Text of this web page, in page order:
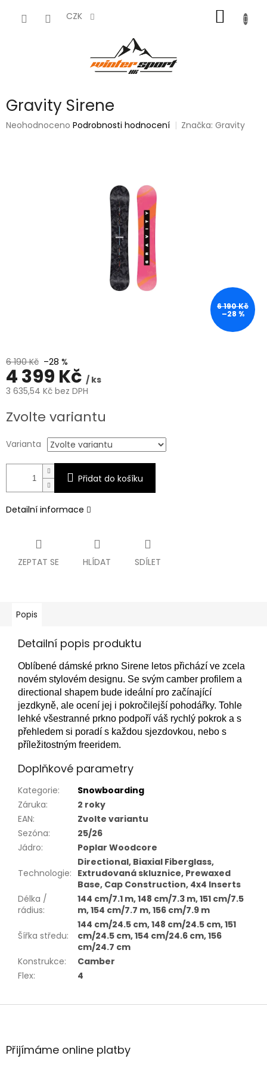
CZK
KOŠÍK
Gravity Sirene
Průměrné
Neohodnoceno Podrobnosti hodnocení Značka:Gravity
6 190 Kč
–28 %
6 190 Kč –28 %
4 399 Kč / ks
3 635,54 Kč bez DPH
cena:
Zvolte variantu
Varianta
Přidat do košíku
Detailní informace
ZEPTAT SE HLÍDAT SDÍLET
Popis
Detailní popis produktu
Oblíbené dámské prkno Sirene letos přichází ve zcela
novém stylovém designu. Se svým camber profilem a
directional shapem bude ideální pro začínající
jezdkyně, ale ocení jej i pokročilejší pohodářky. Tohle
lehké všestranné prkno podpoří váš rychlý pokrok a s
přehledem si poradí s každou sjezdovkou, nebo s
příležitostným freeridem.
Doplňkové parametry
Kategorie:
Snowboarding
Záruka:
2 roky
EAN:
Zvolte variantu
Sezóna:
25/26
Jádro: Poplar Woodcore
Technologie:
Directional, Biaxial Fiberglass,
Extrudovaná skluznice, Prewaxed
Base, Cap Construction, 4x4 Inserts
Délka /
rádius:
144 cm/7.1 m, 148 cm/7.3 m, 151 cm/7.5
m, 154 cm/7.7 m, 156 cm/7.9 m
Šířka středu:
144 cm/24.5 cm, 148 cm/24.5 cm, 151
cm/24.5 cm, 154 cm/24.6 cm, 156
cm/24.7 cm
Konstrukce:
Camber
Flex: 4
Z
aPřijímáme online platby